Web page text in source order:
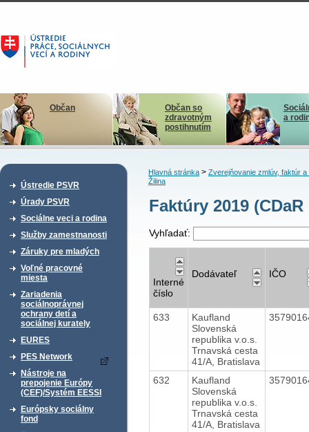
Občan
Občan so
zdravotným
postihnutím
a
Ústredie PSVR
Úrady PSVR
Sociálne veci a rodina
Služby zamestnanosti
Záruky pre mladých
Voľné pracovné
miesta
Zariadenia
sociálnoprávnej
ochrany detí a
sociálnej kurately
EURES
PES Network
Nástroje na
prepojenie Európy
(CEF)/Systém EESSI
Európsky sociálny
fond
Hlavná stránka> Zverejňovanie zmlúv, faktúr a
Žilina
Faktúry 2019
Vyhľadať:
Interné
číslo
Dodávateľ IČO
633
Kaufland
Slovenská
republika v.o.s.
Trnavská cesta
41/A, Bratislava
632
Kaufland
Slovenská
republika v.o.s.
Trnavská cesta
41/A, Bratislava